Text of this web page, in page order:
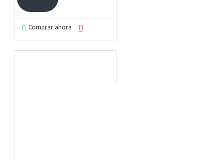
Comprar ahora